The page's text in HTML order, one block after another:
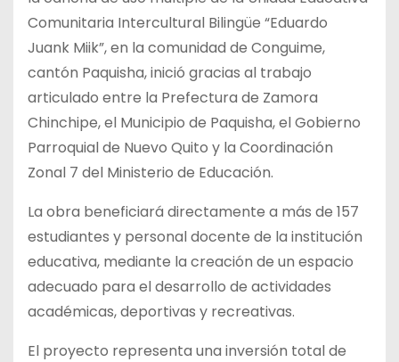
Comunitaria Intercultural Bilingüe “Eduardo
Juank Miik”, en la comunidad de Conguime,
cantón Paquisha, inició gracias al trabajo
articulado entre la Prefectura de Zamora
Chinchipe, el Municipio de Paquisha, el Gobierno
Parroquial de Nuevo Quito y la Coordinación
Zonal 7 del Ministerio de Educación.
La obra beneficiará directamente a más de 157
estudiantes y personal docente de la institución
educativa, mediante la creación de un espacio
adecuado para el desarrollo de actividades
académicas, deportivas y recreativas.
El proyecto representa una inversión total de